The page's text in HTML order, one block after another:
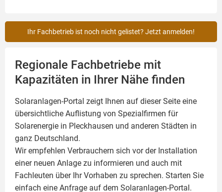
Ihr Fachbetrieb ist noch nicht gelistet? Jetzt anmelden!
Regionale Fachbetriebe mit
Kapazitäten in Ihrer Nähe finden
Solaranlagen-Portal zeigt Ihnen auf dieser Seite eine
übersichtliche Auflistung von Spezialfirmen für
Solarenergie in Pleckhausen und anderen Städten in
ganz Deutschland.
Wir empfehlen Verbrauchern sich vor der Installation
einer neuen Anlage zu informieren und auch mit
Fachleuten über Ihr Vorhaben zu sprechen. Starten Sie
einfach eine Anfrage auf dem Solaranlagen-Portal.